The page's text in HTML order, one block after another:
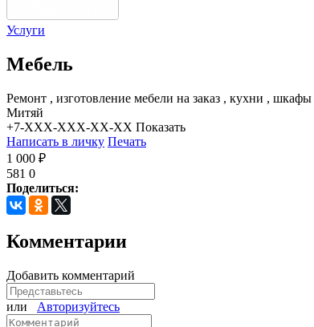
Услуги
Мебель
Ремонт , изготовление мебели на заказ , кухни ,
Митяй
+7-XXX-XXX-XX-XX Показать
Написать в личку Печать
1 000 ₽
581 0
Поделиться:
Комментарии
Добавить комментарий
или Авторизуйтесь